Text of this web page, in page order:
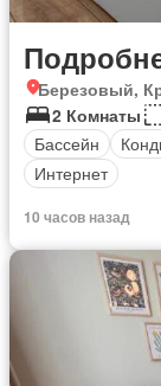
Березовый,
2 Комнаты
Бассейн
Интернет
10 часов назад